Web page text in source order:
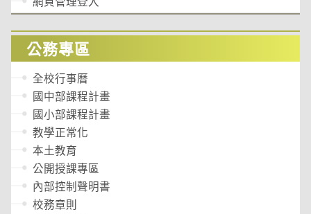
公務專區
全校行事曆
國中部課程計畫
國小部課程計畫
教學正常化
本土教育
公開授課專區
內部控制聲明書
校務章則